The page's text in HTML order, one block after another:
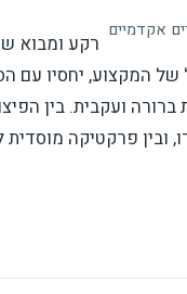
אקדמיים
רקע ומבוא
המקצוע, יחסיו עם
ועקבית. בין
ובין פרקטיקה